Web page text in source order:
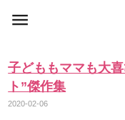
子どももママも大
ト”傑作集
2020-02-06